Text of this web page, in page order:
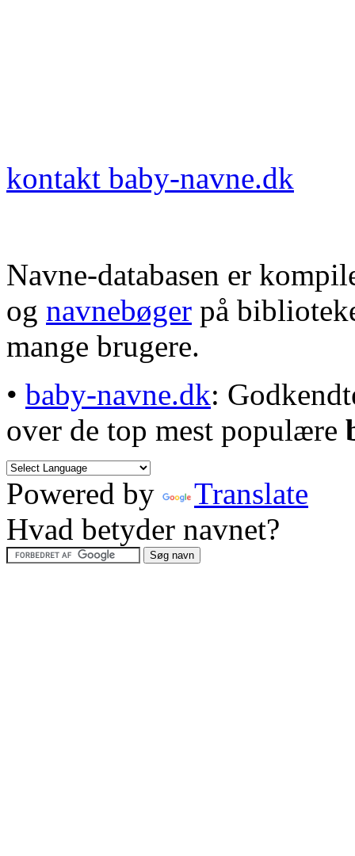
kontakt baby-navne.dk
Navne-databasen er
og navnebøger på
mange brugere.
• baby-navne.dk:
over de top mest populære
Powered by
Translate
Hvad betyder navnet?